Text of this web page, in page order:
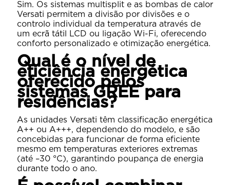
Sim. Os sistemas multisplit e as bombas de calor
Versati permitem a divisão por divisões e o
controlo individual da temperatura através de
um ecrã tátil LCD ou ligação Wi-Fi, oferecendo
conforto personalizado e otimização energética.
Qual é o nível de
eficiência energética
oferecido pelos
sistemas GREE para
residências?
As unidades Versati têm classificação energética
A++ ou A+++, dependendo do modelo, e são
concebidas para funcionar de forma eficiente
mesmo em temperaturas exteriores extremas
(até –30 °C), garantindo poupança de energia
durante todo o ano.